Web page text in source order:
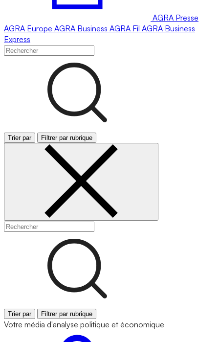
AGRA Presse
AGRA Europe AGRA Business AGRA Fil AGRA Business
Express
Trier par Filtrer par rubrique
Trier par Filtrer par rubrique
Votre média d'analyse politique et économique